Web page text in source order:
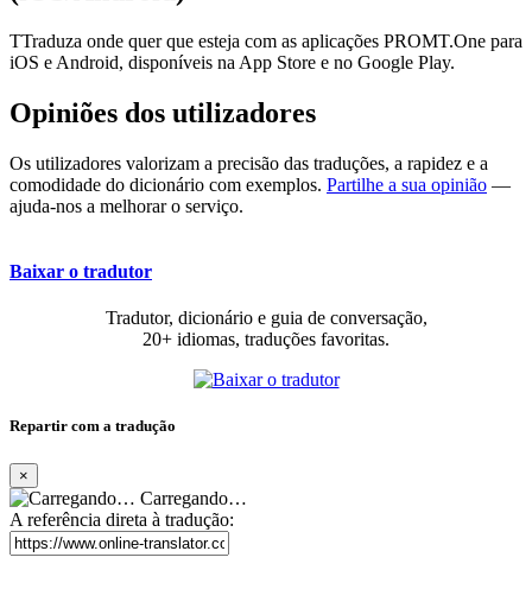
TTraduza onde quer que esteja com as aplicações PROMT.One para
iOS e Android, disponíveis na App Store e no Google Play.
Opiniões dos utilizadores
Os utilizadores valorizam a precisão das traduções, a rapidez e a
comodidade do dicionário com exemplos. Partilhe a sua opinião —
ajuda-nos a melhorar o serviço.
Baixar o tradutor
Tradutor, dicionário e guia de conversação,
20+ idiomas, traduções favoritas.
Repartir com a tradução
×
Carregando…
A referência direta à tradução: